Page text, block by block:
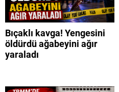
Bıçaklı kavga! Yengesini
öldürdü ağabeyini ağır
yaraladı